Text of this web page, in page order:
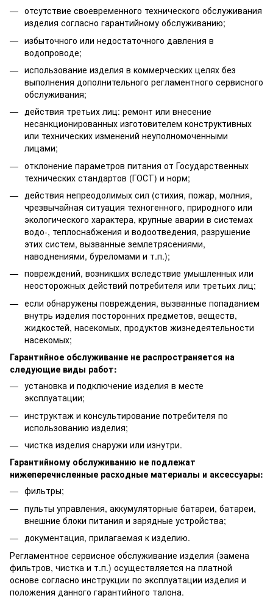
отсутствие своевременного технического обслуживания
изделия согласно гарантийному обслуживанию;
избыточного или недостаточного давления в
водопроводе;
использование изделия в коммерческих целях без
выполнения дополнительного регламентного сервисного
обслуживания;
действия третьих лиц: ремонт или внесение
несанкционированных изготовителем конструктивных
или технических изменений неуполномоченными
лицами;
отклонение параметров питания от Государственных
технических стандартов (ГОСТ) и норм;
действия непреодолимых сил (стихия, пожар, молния,
чрезвычайная ситуация техногенного, природного или
экологического характера, крупные аварии в системах
водо-, теплоснабжения и водоотведения, разрушение
этих систем, вызванные землетрясениями,
наводнениями, буреломами и т.п.);
повреждений, возникших вследствие умышленных или
неосторожных действий потребителя или третьих лиц;
если обнаружены повреждения, вызванные попаданием
внутрь изделия посторонних предметов, веществ,
жидкостей, насекомых, продуктов жизнедеятельности
насекомых;
Гарантийное обслуживание не распространяется на
следующие виды работ:
установка и подключение изделия в месте
эксплуатации;
инструктаж и консультирование потребителя по
использованию изделия;
чистка изделия снаружи или изнутри.
Гарантийному обслуживанию не подлежат
нижеперечисленные расходные материалы и аксессуары:
фильтры;
пульты управления, аккумуляторные батареи, батареи,
внешние блоки питания и зарядные устройства;
документация, прилагаемая к изделию.
Регламентное сервисное обслуживание изделия (замена
фильтров, чистка и т.п.) осуществляется на платной
основе согласно инструкции по эксплуатации изделия и
положения данного гарантийного талона.